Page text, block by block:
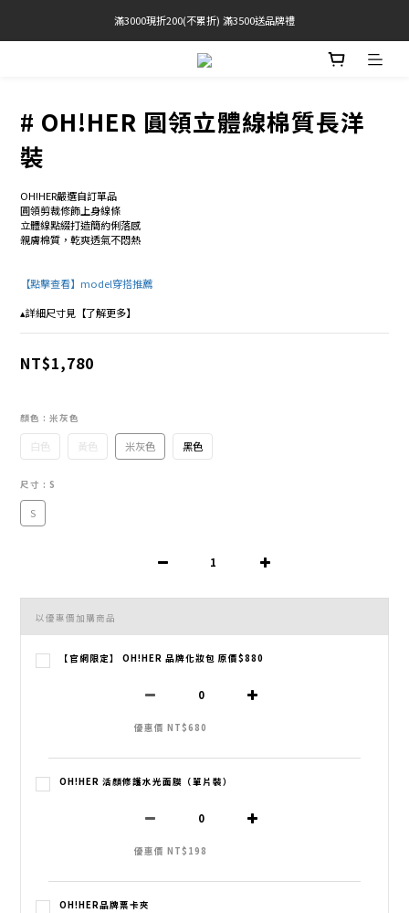
官網限定! 滿千免運(僅限台灣本島)
滿3000現折200(不累折) 滿3500送品牌禮
BRATOP專區買三送一 | 指定專區買一送一
# OH!HER 圓領立體線棉質長洋
裝
OH!HER嚴選自訂單品
圓領剪裁修飾上身線條
立體線點綴打造簡約俐落感
親膚棉質，乾爽透氣不悶熱
【點擊查看】model穿搭推薦
▴詳細尺寸見【了解更多】
NT$1,780
顏色 : 米灰色
白色 黃色 米灰色 黑色
尺寸 : S
S
以優惠價加購商品
【官網限定】 OH!HER 品牌化妝包 原價$880
優惠價 NT$680
OH!HER 活顏修護水光面膜（單片裝）
優惠價 NT$198
OH!HER品牌票卡夾